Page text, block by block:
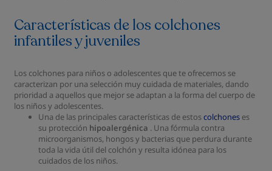
Características de los colchones
infantiles y juveniles
Los colchones para niños o adolescentes que te ofrecemos se
caracterizan por una selección muy cuidada de materiales, dando
prioridad a aquellos que mejor se adaptan a la forma del cuerpo de
los niños y adolescentes.
Una de las principales características de estoscolchoneses
su protección hipoalergénica . Una fórmula contra
microorganismos, hongos y bacterias que perdura durante
toda la vida útil del colchón y resulta idónea para los
cuidados de los niños.